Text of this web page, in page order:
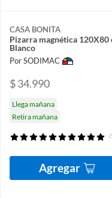
CASA BONITA
Pizarra magnética 120X80
Blanco
Por SODIMAC
$ 34.990
Llega mañana
Retira mañana
Agregar